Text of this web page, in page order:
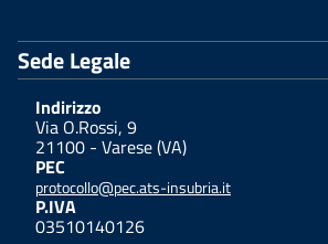
Sede Legale
Indirizzo
Via O.Rossi, 9
21100 - Varese (VA)
PEC
protocollo@pec.ats-insubria.it
P.IVA
03510140126